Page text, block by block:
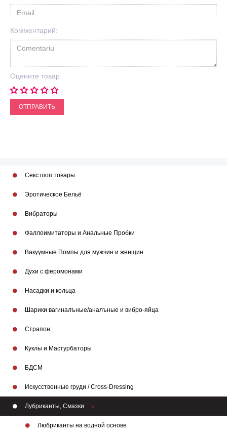
Комментарий:
Оцените товар
ОТПРАВИТЬ
Секс шоп товары
Эротическое Бельё
Вибраторы
Фаллоимитаторы и Анальные Пробки
Вакуумные Помпы для мужчин и женщин
Духи с феромонами
Насадки и кольца
Шарики вагиналъные/аналъные и вибро-яйца
Страпон
Куклы и Мастурбаторы
БДСМ
Искусственные груди / Cross-Dressing
Лубриканты, Смазки
Любриканты на водной основе